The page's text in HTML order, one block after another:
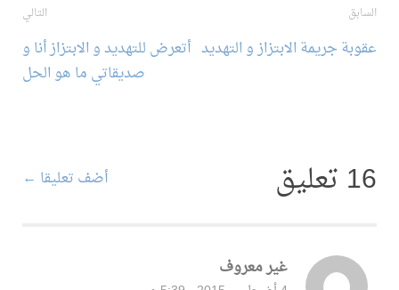
الابتزاز و التهديد أتعرض للتهديد و الابتزاز أنا و
صديقاتي ما هو الحل
أضف تعليقا ←
غير معروفقال: